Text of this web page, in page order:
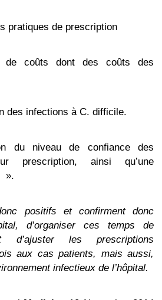
pratiques de prescription
de coûts dont des coûts des
des infections à C. difficile.
du niveau de confiance des
prescription, ainsi qu’une
».
positifs et confirment donc
d’organiser ces temps de
d’ajuster les prescriptions
aux cas patients, mais aussi,
infectieux de l’hôpital.